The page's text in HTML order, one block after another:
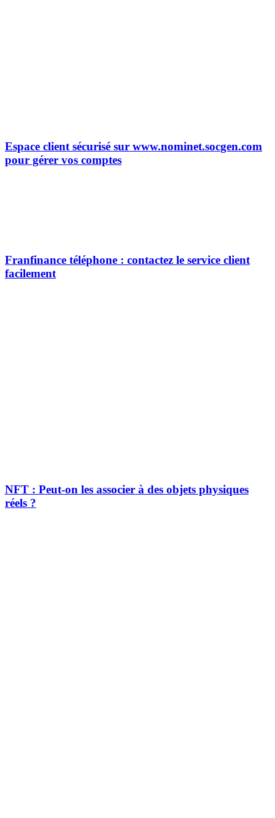
Espace client sécurisé sur www.nominet.socgen.com
pour gérer vos comptes
Franfinance téléphone : contactez le service client
facilement
NFT : Peut-on les associer à des objets physiques
réels ?